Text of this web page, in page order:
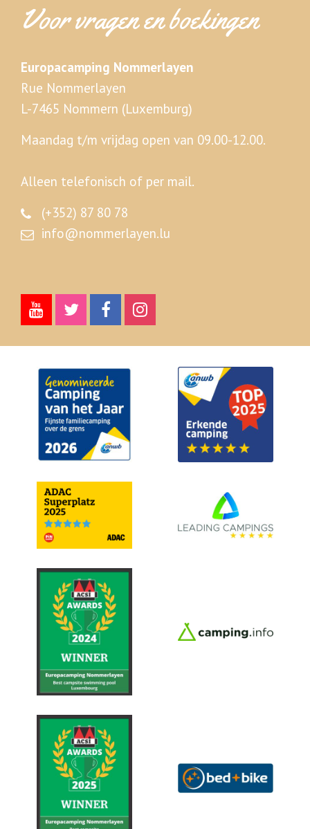
Voor vragen en boekingen
Europacamping Nommerlayen
Rue Nommerlayen
L-7465 Nommern (Luxemburg)
Maandag t/m vrijdag open van 09.00-12.00.
Alleen telefonisch of per mail.
(+352) 87 80 78
info@nommerlayen.lu